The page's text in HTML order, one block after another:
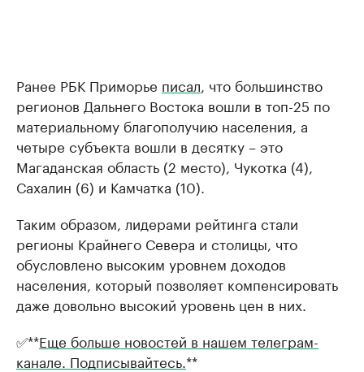
Ранее РБК Приморье писал , что большинство
регионов Дальнего Востока вошли в топ-25 по
материальному благополучию населения, а
четыре субъекта вошли в десятку – это
Магаданская область (2 место), Чукотка (4),
Сахалин (6) и Камчатка (10).
Таким образом, лидерами рейтинга стали
регионы Крайнего Севера и столицы, что
обусловлено высоким уровнем доходов
населения, который позволяет компенсировать
даже довольно высокий уровень цен в них.
✅**Еще больше новостей в нашем телеграм-
канале. Подписывайтесь. **